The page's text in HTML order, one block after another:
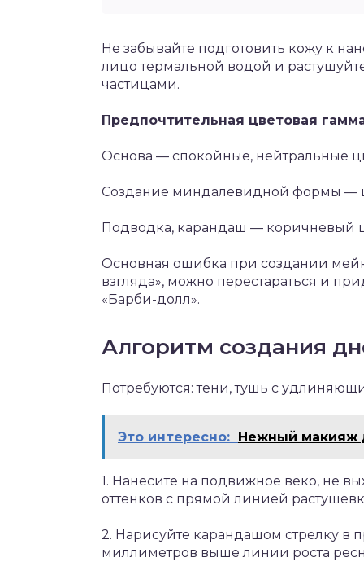
Не забывайте подготовить кожу к
лицо термальной водой и
частицами.
Предпочтительная цветовая
Основа — спокойные, нейтральные
Создание миндалевидной формы —
Подводка, карандаш — коричневый
Основная ошибка при создании
взгляда», можно перестараться и
«Барби-долл».
Алгоритм создания
Потребуются: тени, тушь с
Это интересно: Нежный макияж
1. Нанесите на подвижное веко, не
оттенков с прямой линией
2. Нарисуйте карандашом стрелку в
миллиметров выше линии роста